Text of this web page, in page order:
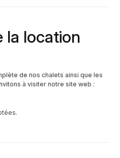
la location
de nos chalets ainsi que les
à visiter notre site web :